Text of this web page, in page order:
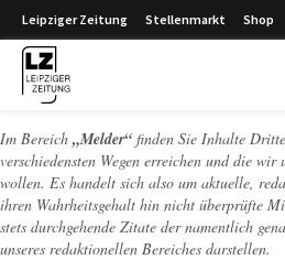
Leipziger Zeitung Stellenmarkt Shop
Im Bereich „Melder“ finden Sie Inhalte
verschiedensten Wegen erreichen und die
wollen. Es handelt sich also um aktuelle,
ihren Wahrheitsgehalt hin nicht überprüfte
stets durchgehende Zitate der namentlich
unseres redaktionellen Bereiches darstellen.